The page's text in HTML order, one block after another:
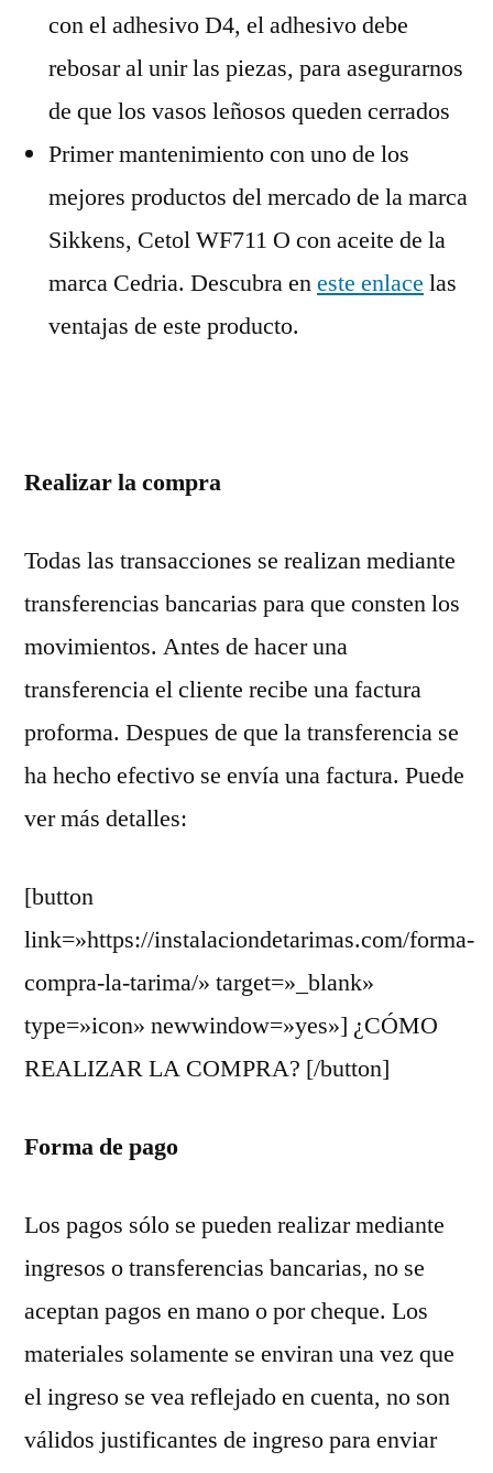
con el adhesivo D4, el adhesivo debe
rebosar al unir las piezas, para asegurarnos
de que los vasos leñosos queden cerrados
Primer mantenimiento con uno de los
mejores productos del mercado de la marca
Sikkens, Cetol WF711 O con aceite de la
marca Cedria. Descubra eneste enlace las
ventajas de este producto.
Realizar la compra
Todas las transacciones se realizan mediante
transferencias bancarias para que consten los
movimientos. Antes de hacer una
transferencia el cliente recibe una factura
proforma. Despues de que la transferencia se
ha hecho efectivo se envía una factura. Puede
ver más detalles:
[button
link=»https://instalaciondetarimas.com/forma-
compra-la-tarima/» target=»_blank»
type=»icon» newwindow=»yes»] ¿CÓMO
REALIZAR LA COMPRA? [/button]
Forma de pago
Los pagos sólo se pueden realizar mediante
ingresos o transferencias bancarias, no se
aceptan pagos en mano o por cheque. Los
materiales solamente se enviran una vez que
el ingreso se vea reflejado en cuenta, no son
válidos justificantes de ingreso para enviar